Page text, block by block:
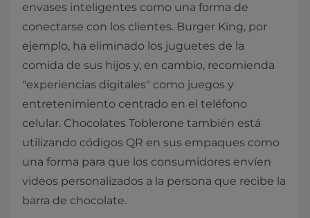
envases inteligentes como una forma de
conectarse con los clientes. Burger King, por
ejemplo, ha eliminado los juguetes de la
comida de sus hijos y, en cambio, recomienda
"experiencias digitales" como juegos y
entretenimiento centrado en el teléfono
celular. Chocolates Toblerone también está
utilizando códigos QR en sus empaques como
una forma para que los consumidores envíen
videos personalizados a la persona que recibe la
barra de chocolate.